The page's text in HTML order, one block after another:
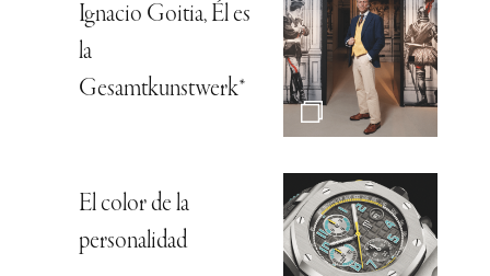
Ignacio Goitia, Él es
la
Gesamtkunstwerk*
El color de la
personalidad